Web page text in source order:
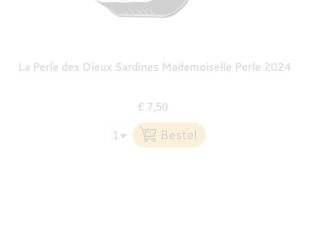
La Perle des Dieux Sardines Mademoiselle Perle 2024
€ 7,50